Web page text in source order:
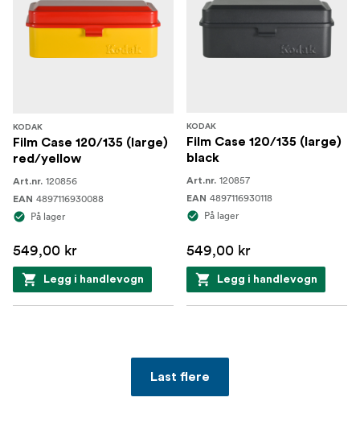
KODAK
Film Case 120/135 (large)
red/yellow
Art.nr. 120856
EAN 4897116930088
På lager
549,00 kr
Legg i handlevogn
KODAK
Film Case 120/135 (large)
black
Art.nr. 120857
EAN 4897116930118
På lager
549,00 kr
Legg i handlevogn
Last flere